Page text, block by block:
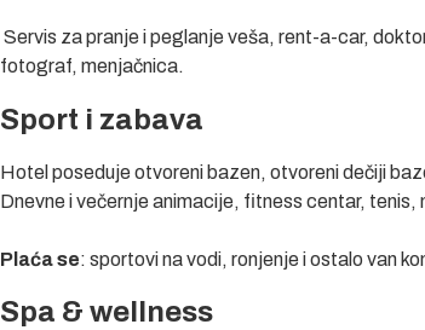
Servis za pranje i peglanje veša, rent-a-car,
fotograf, menjačnica.
Sport i zabava
Hotel poseduje otvoreni bazen, otvoreni dečiji
Dnevne i večernje animacije, fitness centar, tenis,
Plaća se: sportovi na vodi, ronjenje i ostalo van
Spa & wellness